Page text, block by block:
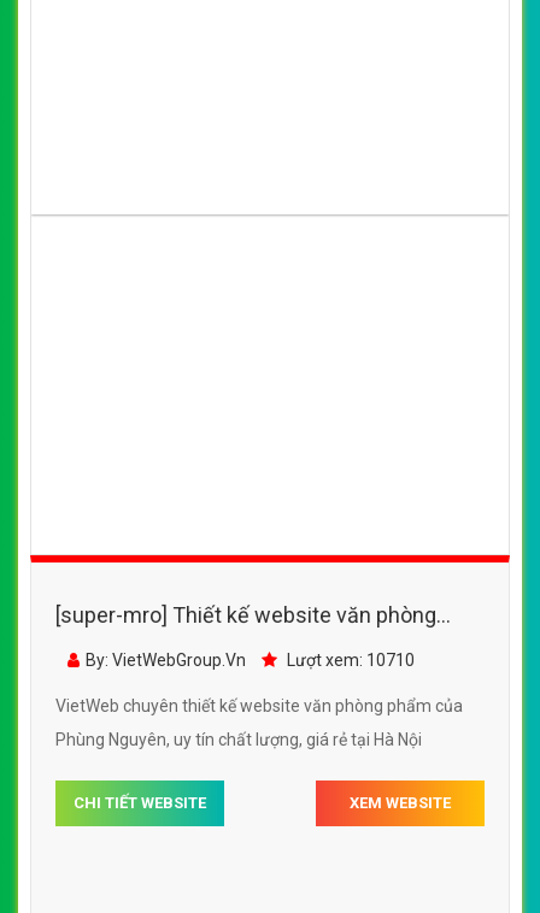
[super-mro] Thiết kế website văn phòng
phẩm của Phùng Nguyên
By: VietWebGroup.Vn Lượt xem: 10710
VietWeb chuyên thiết kế website văn phòng phẩm của
Phùng Nguyên, uy tín chất lượng, giá rẻ tại Hà Nội
CHI TIẾT WEBSITE XEM WEBSITE